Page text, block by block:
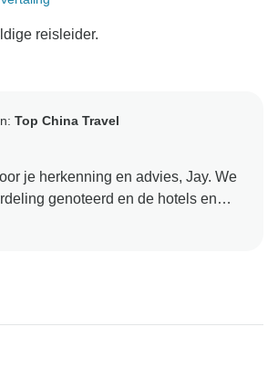
reisleider.
Top China Travel
je herkenning en advies, Jay. We
genoteerd en de hotels en
hebben gebruikt dubbel
professionele service te